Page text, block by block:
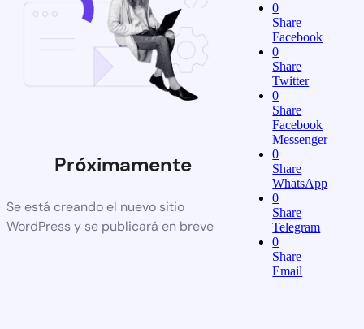
Próximamente
Se está creando el nuevo sitio
WordPress y se publicará en breve
0
Share
Facebook
0
Share
Twitter
0
Share
Facebook
Messenger
0
Share
WhatsApp
0
Share
Telegram
0
Share
Email